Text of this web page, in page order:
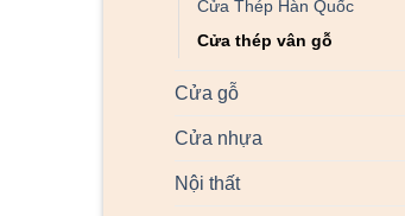
Cửa Thép Hàn Quốc
Cửa thép vân gỗ
Cửa gỗ
Cửa nhựa
Nội thất